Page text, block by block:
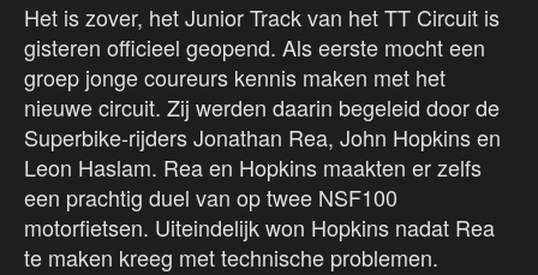
Het is zover, het Junior Track van het TT Circuit is
gisteren officieel geopend. Als eerste mocht een
groep jonge coureurs kennis maken met het
nieuwe circuit. Zij werden daarin begeleid door de
Superbike-rijders Jonathan Rea, John Hopkins en
Leon Haslam. Rea en Hopkins maakten er zelfs
een prachtig duel van op twee NSF100
motorfietsen. Uiteindelijk won Hopkins nadat Rea
te maken kreeg met technische problemen.